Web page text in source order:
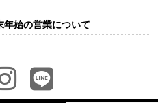
始の営業について